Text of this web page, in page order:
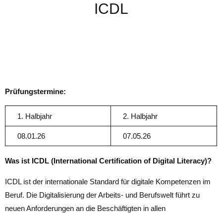
ICDL
Prüfungstermine:
1. Halbjahr 2. Halbjahr
08.01.26 07.05.26
Was ist ICDL (International Certification of Digital Literacy)?
ICDL ist der internationale Standard für digitale Kompetenzen im
Beruf. Die Digitalisierung der Arbeits- und Berufswelt führt zu
neuen Anforderungen an die Beschäftigten in allen